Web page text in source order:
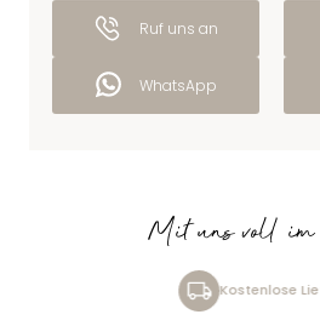
Ruf uns an
WhatsApp
Mit uns voll
Kostenlose